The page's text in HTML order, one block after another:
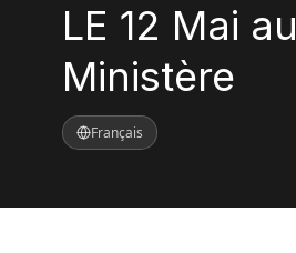
LE 12 Mai au
Ministère
Français